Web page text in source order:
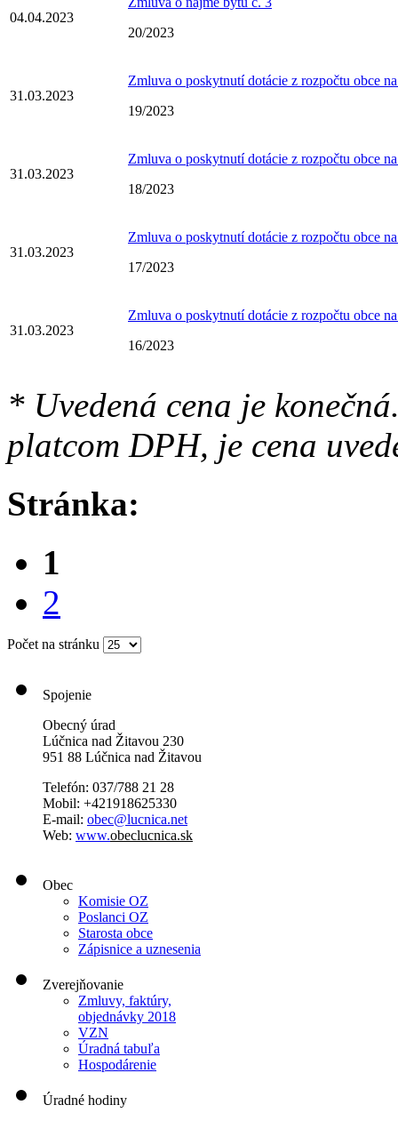
04.04.2023
20/2023
31.03.2023
Zmluva o poskytnutí dotácie z rozpočtu obce
19/2023
31.03.2023
Zmluva o poskytnutí dotácie z rozpočtu obce
18/2023
31.03.2023
Zmluva o poskytnutí dotácie z rozpočtu obce
17/2023
31.03.2023
Zmluva o poskytnutí dotácie z rozpočtu obce
16/2023
* Uvedená cena je
platcom DPH, je cena
Stránka:
1
2
Počet na stránku
Spojenie
Obecný úrad
Lúčnica nad Žitavou 230
951 88 Lúčnica nad Žitavou
Telefón: 037/788 21 28
Mobil: +421918625330
E-mail: obec@lucnica.net
Web: www.obeclucnica.sk
Obec
Komisie OZ
Poslanci OZ
Starosta obce
Zápisnice a uznesenia
Zverejňovanie
Zmluvy, faktúry,
objednávky 2018
VZN
Úradná tabuľa
Hospodárenie
Úradné hodiny